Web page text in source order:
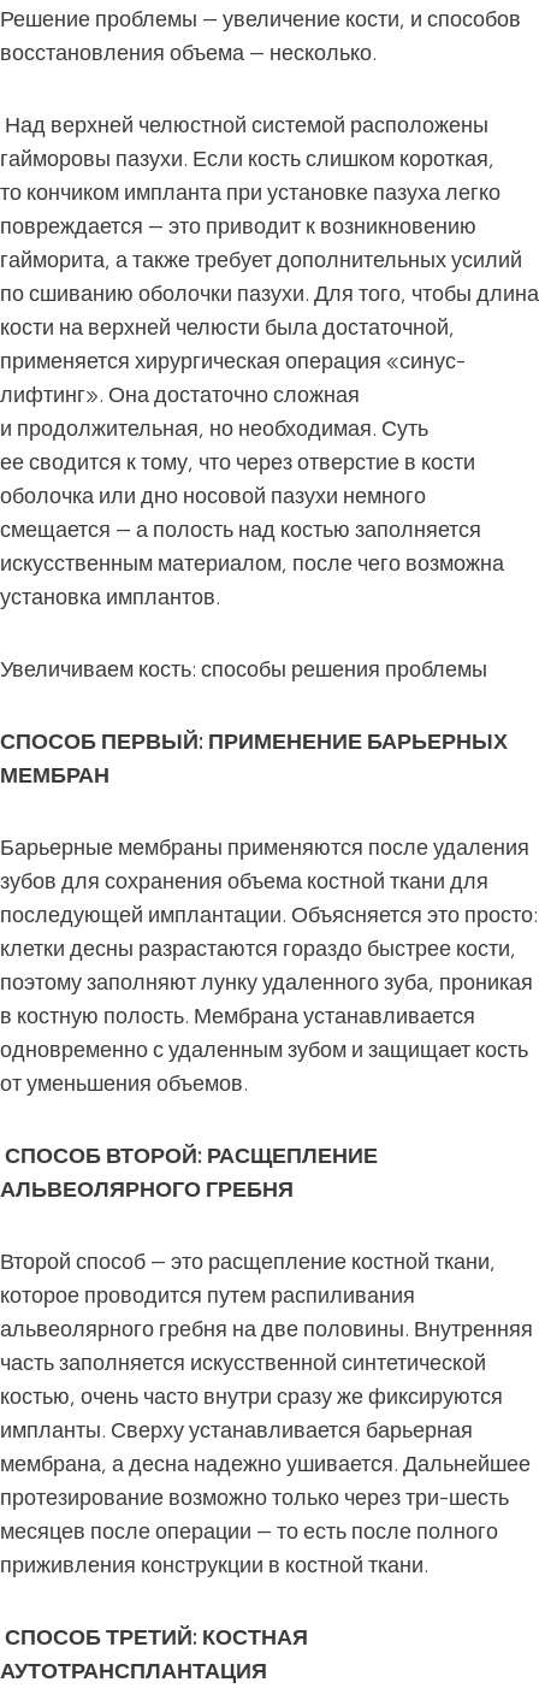
Решение проблемы — увеличение кости, и способов
восстановления объема — несколько.
Над верхней челюстной системой расположены
гайморовы пазухи. Если кость слишком короткая,
то кончиком импланта при установке пазуха легко
повреждается — это приводит к возникновению
гайморита, а также требует дополнительных усилий
по сшиванию оболочки пазухи. Для того, чтобы длина
кости на верхней челюсти была достаточной,
применяется хирургическая операция «синус-
лифтинг». Она достаточно сложная
и продолжительная, но необходимая. Суть
ее сводится к тому, что через отверстие в кости
оболочка или дно носовой пазухи немного
смещается — а полость над костью заполняется
искусственным материалом, после чего возможна
установка имплантов.
Увеличиваем кость: способы решения проблемы
СПОСОБ ПЕРВЫЙ: ПРИМЕНЕНИЕ БАРЬЕРНЫХ
МЕМБРАН
Барьерные мембраны применяются после удаления
зубов для сохранения объема костной ткани для
последующей имплантации. Объясняется это просто:
клетки десны разрастаются гораздо быстрее кости,
поэтому заполняют лунку удаленного зуба, проникая
в костную полость. Мембрана устанавливается
одновременно с удаленным зубом и защищает кость
от уменьшения объемов.
СПОСОБ ВТОРОЙ: РАСЩЕПЛЕНИЕ
АЛЬВЕОЛЯРНОГО ГРЕБНЯ
Второй способ — это расщепление костной ткани,
которое проводится путем распиливания
альвеолярного гребня на две половины. Внутренняя
часть заполняется искусственной синтетической
костью, очень часто внутри сразу же фиксируются
импланты. Сверху устанавливается барьерная
мембрана, а десна надежно ушивается. Дальнейшее
протезирование возможно только через три-шесть
месяцев после операции — то есть после полного
приживления конструкции в костной ткани.
СПОСОБ ТРЕТИЙ: КОСТНАЯ
АУТОТРАНСПЛАНТАЦИЯ